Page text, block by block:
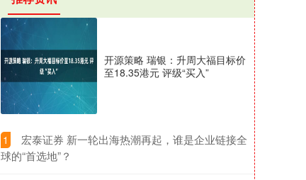
开源策略 瑞银：升周大福目标价
至18.35港元 评级“买入”
1
​宏泰证券 新一轮出海热潮再起，谁是企业链接全
球的“首选地”？